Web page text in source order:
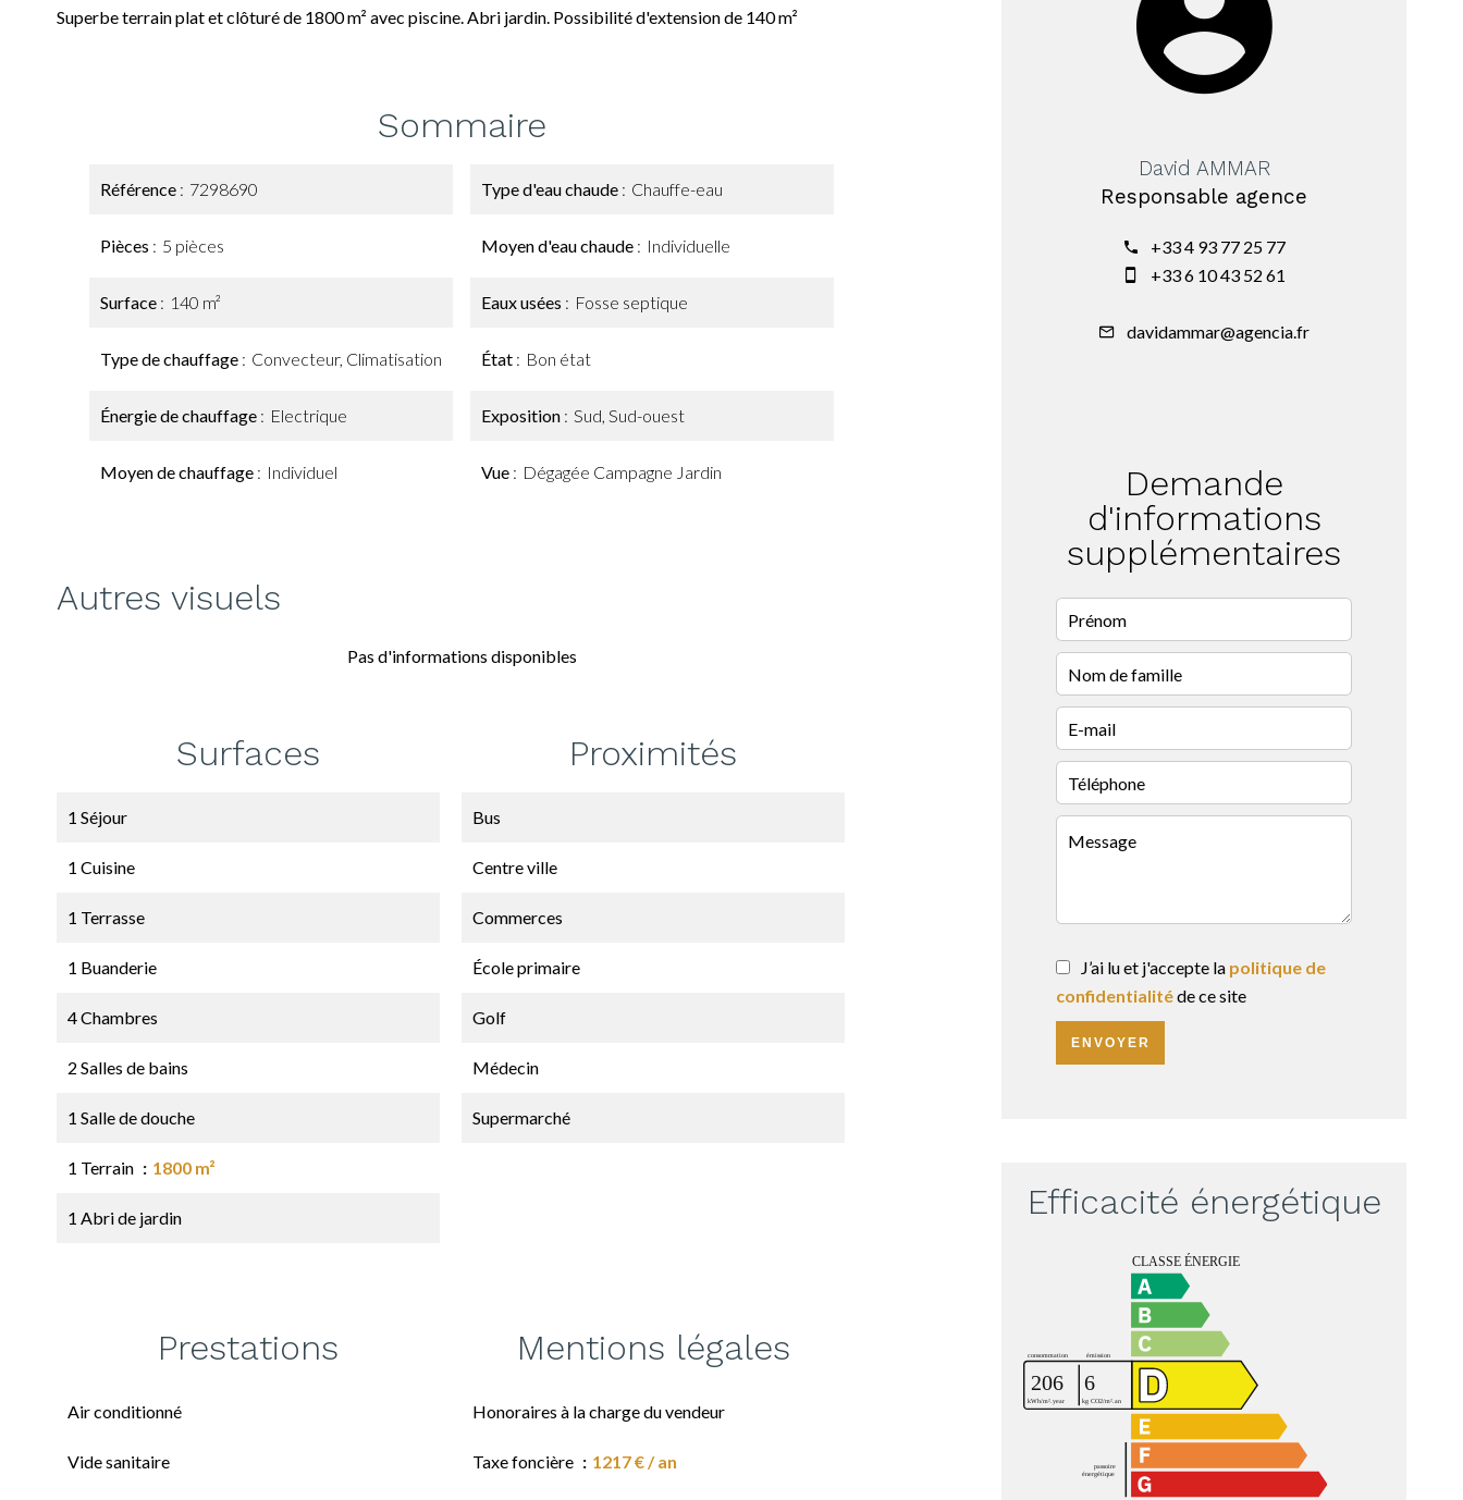
Superbe terrain plat et clôturé de 1800 m² avec piscine. Abri jardin. Possibilité d'extension de 140 m²
Sommaire
Référence 7298690
Pièces 5 pièces
Surface 140 m²
Type de chauffage Convecteur, Climatisation
Énergie de chauffage Electrique
Moyen de chauffage Individuel
Type d'eau chaude Chauffe-eau
Moyen d'eau chaude Individuelle
Eaux usées Fosse septique
État Bon état
Exposition Sud, Sud-ouest
Vue Dégagée Campagne Jardin
Autres visuels
Pas d'informations disponibles
Surfaces
1 Séjour
1 Cuisine
1 Terrasse
1 Buanderie
4 Chambres
2 Salles de bains
1 Salle de douche
1 Terrain 1800 m²
1 Abri de jardin
Proximités
Bus
Centre ville
Commerces
École primaire
Golf
Médecin
Supermarché
Prestations
Air conditionné
Vide sanitaire
Mentions légales
Honoraires à la charge du vendeur
Taxe foncière 1217 € / an
David AMMAR
Responsable agence
+33 4 93 77 25 77
+33 6 10 43 52 61
davidammar@agencia.fr
Demande
d'informations
supplémentaires
J’ai lu et j'accepte la politique de
confidentialitéde ce site
ENVOYER
Efficacité énergétique